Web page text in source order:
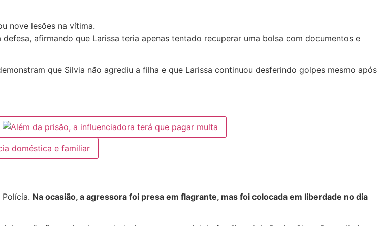
nove lesões na vítima.
afirmando que Larissa teria apenas tentado recuperar uma bolsa com documentos e
que Silvia não agrediu a filha e que Larissa continuou desferindo golpes mesmo após
Na ocasião, a agressora foi presa em flagrante, mas foi colocada em liberdade no dia